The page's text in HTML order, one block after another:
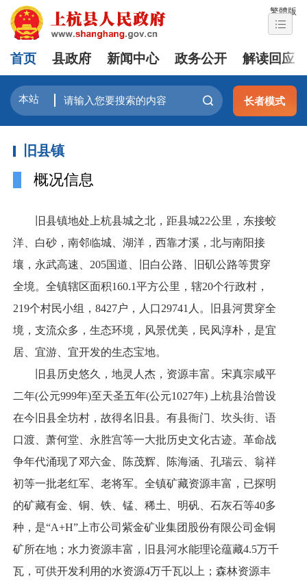
繁體版
首页 县政府 新闻中心 政务公开 解读回应
长者模式
旧县镇
概况信息
旧县镇地处上杭县城之北，距县城22公里，东接蛟
洋、白砂，南邻临城、湖洋，西靠才溪，北与南阳接
壤，永武高速、205国道、旧白公路、旧矶公路等贯穿
全境。全镇辖区面积160.1平方公里，辖20个行政村，
219个村民小组，8427户，人口29741人。旧县河贯穿全
境，支流众多，生态环境，风景优美，民风淳朴，是宜
居、宜游、宜开发的生态宝地。
旧县历史悠久，地灵人杰，资源丰富。宋真宗咸平
二年(公元999年)至天圣五年(公元1027年) 上杭县治曾设
在今旧县全坊村，故得名旧县。有县衙门、坎头街、语
口渡、萧何堂、永胜宫等一大批历史文化古迹。革命战
争年代涌现了邓六金、陈茂辉、陈海涵、孔瑞云、翁祥
初等一批老红军、老将军。全镇矿藏资源丰富，已探明
的矿藏有金、铜、铁、锰、稀土、明矾、石灰石等40多
种，是“A+H”上市公司紫金矿业集团股份有限公司金铜
矿所在地；水力资源丰富，旧县河水能理论蕴藏4.5万千
瓦，可供开发利用的水资源4万千瓦以上；森林资源丰